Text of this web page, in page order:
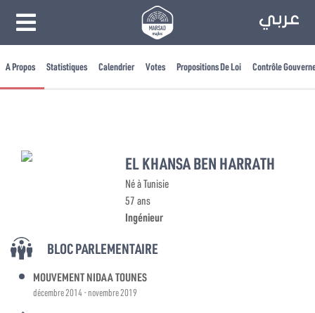
A Propos Statistiques Calendrier Votes Propositions De Loi Contrôle
EL KHANSA BEN HARRATH
Né à Tunisie
57 ans
Ingénieur
BLOC PARLEMENTAIRE
MOUVEMENT NIDAA TOUNES
décembre 2014 - novembre 2019